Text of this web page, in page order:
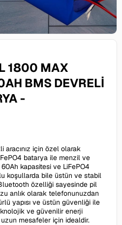
1800 MAX
BMS DEVRELI
-
aracınız için özel olarak
batarya ile menzil ve
kapasitesi ve LiFePO4
koşullarda bile üstün ve stabil
özelliği sayesinde pil
anlık olarak telefonunuzdan
yapısı ve üstün güvenliği ile
ve güvenilir enerji
mesafeler için idealdir.